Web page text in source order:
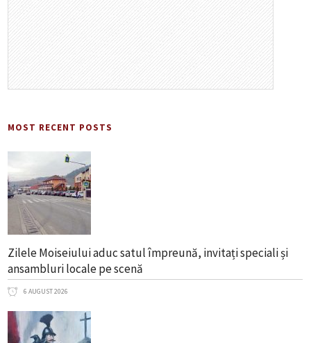
MOST RECENT POSTS
Zilele Moiseiului aduc satul împreună, invitați speciali și
ansambluri locale pe scenă
6 AUGUST 2026